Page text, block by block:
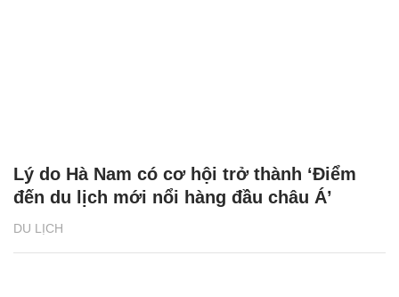
DU LỊCH
Lý do Hà Nam có cơ hội trở thành ‘Điểm
đến du lịch mới nổi hàng đầu châu Á’